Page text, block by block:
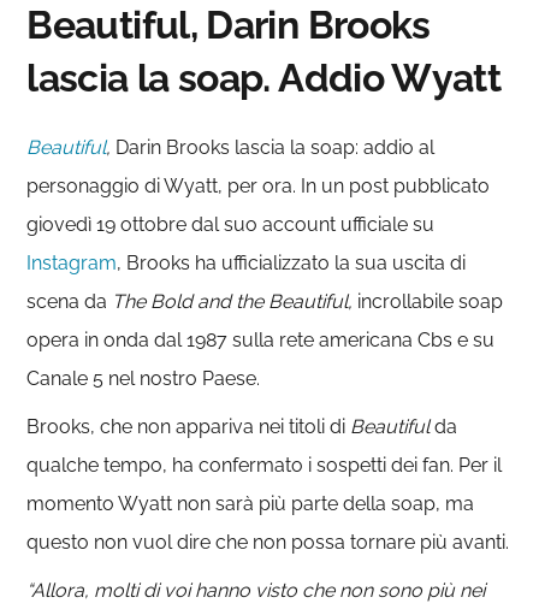
Beautiful, Darin Brooks
lascia la soap. Addio Wyatt
Beautiful, Darin Brooks lascia la soap: addio al
personaggio di Wyatt, per ora. In un post pubblicato
giovedì 19 ottobre dal suo account ufficiale su
Instagram, Brooks ha ufficializzato la sua uscita di
scena da The Bold and the Beautiful, incrollabile soap
opera in onda dal 1987 sulla rete americana Cbs e su
Canale 5 nel nostro Paese.
Brooks, che non appariva nei titoli di Beautifulda
qualche tempo, ha confermato i sospetti dei fan. Per il
momento Wyatt non sarà più parte della soap, ma
questo non vuol dire che non possa tornare più avanti.
“Allora, molti di voi hanno visto che non sono più nei